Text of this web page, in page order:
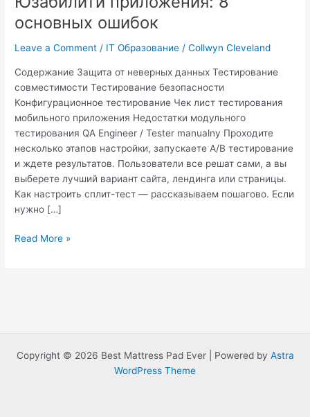
основных ошибок
Leave a Comment / IT Образование /Collwyn Cleveland
Содержание Защита от неверных данных Тестирование
совместимости Тестирование безопасности
Конфигурационное тестирование Чек лист тестирования
мобильного приложения Недостатки модульного
тестирования QA Engineer / Tester manualny Проходите
несколько этапов настройки, запускаете A/B тестирование
и ждете результатов. Пользователи все решат сами, а вы
выберете лучший вариант сайта, лендинга или страницы.
Как настроить сплит-тест — рассказываем пошагово. Если
нужно […]
Юзабилити
Read More »
Copyright © 2026 Best Mattress Pad Ever | Powered by Astra
WordPress Theme